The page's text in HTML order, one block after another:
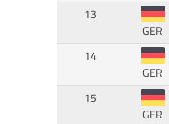
13
GER
14
GER
15
GER